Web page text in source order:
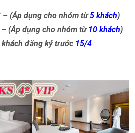
– (Áp dụng cho nhóm từ5 khách)
– (Áp dụng cho nhóm từ 10 khách)
đăng ký trước 15/4